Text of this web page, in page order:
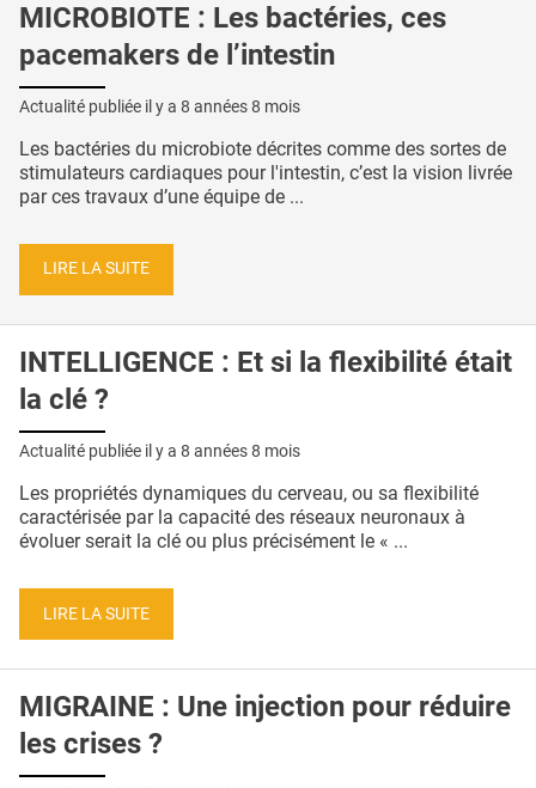
MICROBIOTE : Les bactéries, ces
pacemakers de l’intestin
Actualité publiée il y a 8 années 8 mois
Les bactéries du microbiote décrites comme des sortes de
stimulateurs cardiaques pour l'intestin, c’est la vision livrée
par ces travaux d’une équipe de ...
LIRE LA SUITE
INTELLIGENCE : Et si la flexibilité était
la clé ?
Actualité publiée il y a 8 années 8 mois
Les propriétés dynamiques du cerveau, ou sa flexibilité
caractérisée par la capacité des réseaux neuronaux à
évoluer serait la clé ou plus précisément le « ...
LIRE LA SUITE
MIGRAINE : Une injection pour réduire
les crises ?